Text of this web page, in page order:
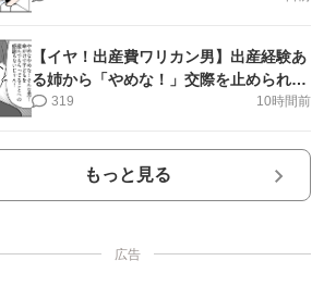
【イヤ！出産費ワリカン男】出産経験あ
る姉から「やめな！」交際を止められ＜
第12話＞#4コマ母道場
10時間前
319
もっと見る
広告